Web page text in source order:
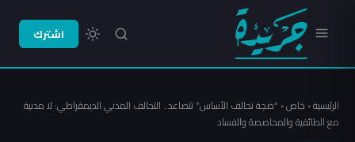
اشترك
الرئيسية‹ خاص‹ “ضجة تحالف الأساس” تتصاعد.. التحالف المدني الديمقراطي: لا مدنية
مع الطائفية والمحاصصة والفساد